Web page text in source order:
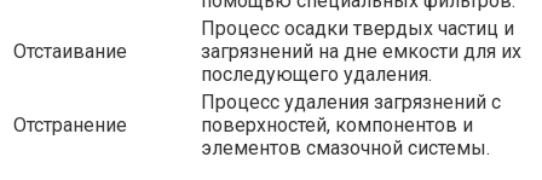
Отстаивание
Процесс осадки твердых частиц и
загрязнений на дне емкости для их
последующего удаления.
Отстранение
Процесс удаления загрязнений с
поверхностей, компонентов и
элементов смазочной системы.